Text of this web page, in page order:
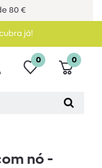
80 €
já!
0 0
nó -